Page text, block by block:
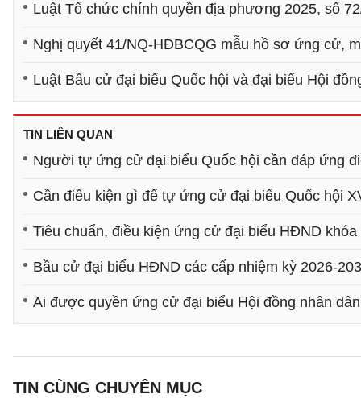
Luật Tổ chức chính quyền địa phương 2025, số
Nghị quyết 41/NQ-HĐBCQG mẫu hồ sơ ứng cử,
Luật Bầu cử đại biểu Quốc hội và đại biểu Hội
TIN LIÊN QUAN
Người tự ứng cử đại biểu Quốc hội cần đáp ứng
Cần điều kiện gì để tự ứng cử đại biểu Quốc hội
Tiêu chuẩn, điều kiện ứng cử đại biểu HĐND khóa
Bầu cử đại biểu HĐND các cấp nhiệm kỳ 2026-
Ai được quyền ứng cử đại biểu Hội đồng nhân
TIN CÙNG CHUYÊN MỤC